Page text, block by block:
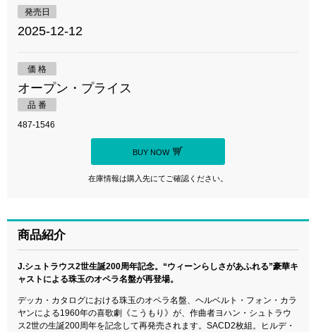
発売日
2025-12-12
価 格
オープン・プライス
品 番
487-1546
BUY NOW
在庫情報は購入先にてご確認ください。
商品紹介
J.シュトラウス2世生誕200周年記念。“ウィーンらしさがあふれる”豪華キ
ャストによる珠玉のオペラ名盤が再登場。
デッカ・カタログにおける珠玉のオペラ名盤、ヘルベルト・フォン・カラ
ヤンによる1960年の喜歌劇《こうもり》が、作曲者ヨハン・シュトラウ
ス2世の生誕200周年を記念して再発売されます。SACD2枚組。ヒルデ・